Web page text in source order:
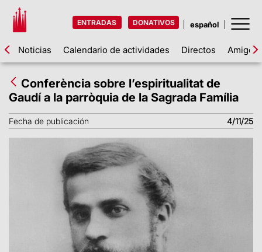
ENTRADAS DONATIVOS
Noticias Calendario de actividades Directos Amigos
Conferència sobre l’espiritualitat de
Gaudí a la parròquia de la Sagrada Família
Fecha de publicación 4/11/25